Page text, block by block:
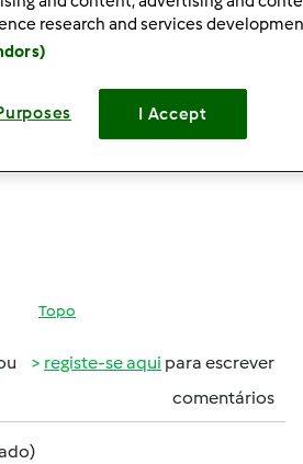
receita de bombons com ovos
os mesmos por frutos secos. O link
receitas/
Topo
registe-se aqui para escrever
comentários
research and services
I Accept